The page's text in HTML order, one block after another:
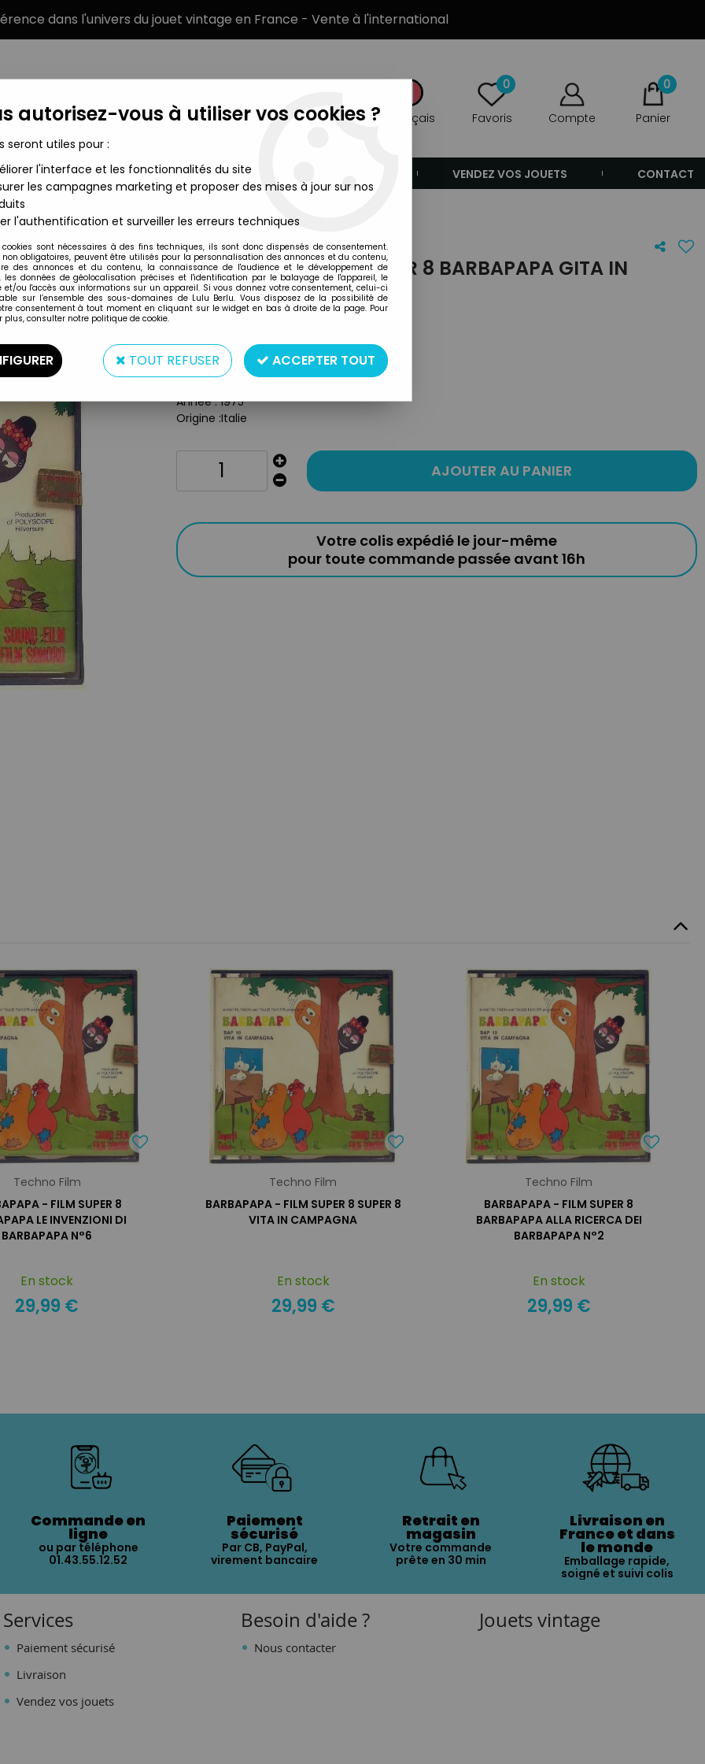
dans l'univers du jouet vintage en France - Vente à l'international
Français
0
Favoris Compte
0
Panier
MARQUES TYPE DE PRODUIT VENDEZ VOS JOUETS CONTACT
- Film Super 8 Barbapapa Gita in Fattoria N°8
Techno Film
BARBAPAPA - FILM SUPER 8 BARBAPAPA GITA IN
FATTORIA N°8
29,99€TTC
Réf. :REF2758
Type : Super 8 Sonor et en couleur
Année : 1975
Origine :Italie
AJOUTER AU PANIER
Votre colis expédié le jour-même
pour toute commande passée avant 16h
Techno Film
- FILM SUPER 8
LE INVENZIONI DI
BARBAPAPA N°6
En stock
29,99 €
Techno Film
BARBAPAPA - FILM SUPER 8 SUPER 8
VITA IN CAMPAGNA
En stock
29,99 €
Techno Film
BARBAPAPA - FILM SUPER 8
BARBAPAPA ALLA RICERCA DEI
BARBAPAPA N°2
En stock
29,99 €
Commande en
ligne
ou par téléphone
01.43.55.12.52
Paiement
sécurisé
Par CB, PayPal,
virement bancaire
Retrait en
magasin
Votre commande
prête en 30 min
Livraison en
France et dans
le monde
Emballage rapide,
soigné et suivi colis
Services
Paiement sécurisé
Livraison
Vendez vos jouets
Besoin d'aide ?
Nous contacter
Jouets vintage
autorisez-vous à utiliser vos cookies ?
seront utiles pour :
l'interface et les fonctionnalités du site
les campagnes marketing et proposer des mises à jour sur nos
l'authentification et surveiller les erreurs techniques
cookies sont nécessaires à des fins techniques, ils sont donc dispensés de consentement.
non obligatoires, peuvent être utilisés pour la personnalisation des annonces et du contenu,
des annonces et du contenu, la connaissance de l'audience et le développement de
les données de géolocalisation précises et l'identification par le balayage de l'appareil, le
et/ou l'accès aux informations sur un appareil. Si vous donnez votre consentement, celui-ci
sur l’ensemble des sous-domaines de Lulu Berlu. Vous disposez de la possibilité de
consentement à tout moment en cliquant sur le widget en bas à droite de la page. Pour
plus, consulter notre politique de cookie.
TOUT REFUSER ACCEPTER TOUT